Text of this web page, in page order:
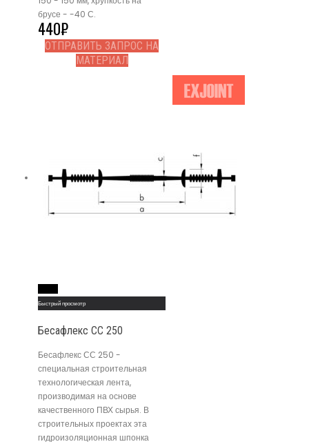
брусе - -40 С.
440₽
ОТПРАВИТЬ ЗАПРОС НА
МАТЕРИАЛ
Быстрый просмотр
Бесафлекс СС 250
Бесафлекс СС 250 -
специальная строительная
технологическая лента,
производимая на основе
качественного ПВХ сырья. В
строительных проектах эта
гидроизоляционная шпонка